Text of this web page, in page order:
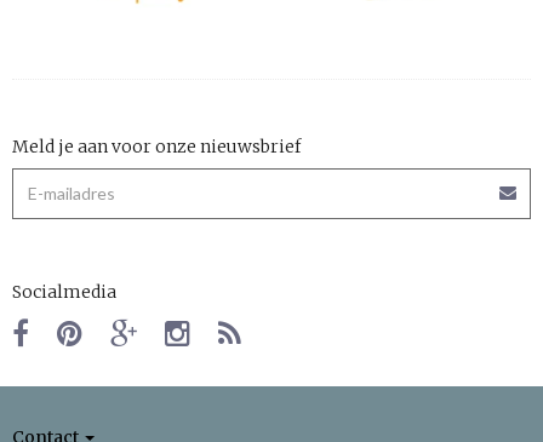
Meld je aan voor onze nieuwsbrief
Socialmedia
Contact